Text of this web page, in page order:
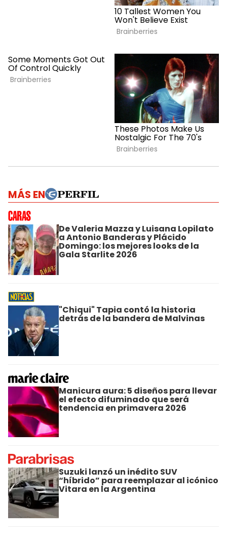
MÁS EN
De Valeria Mazza y Luisana Lopilato
a Antonio Banderas y Plácido
Domingo: los mejores looks de la
Gala Starlite 2026
"Chiqui" Tapia contó la historia
detrás de la bandera de Malvinas
Manicura aura: 5 diseños para llevar
el efecto difuminado que será
tendencia en primavera 2026
Suzuki lanzó un inédito SUV
“híbrido” para reemplazar al icónico
Vitara en la Argentina